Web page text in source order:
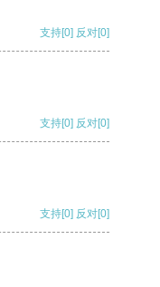
支持[0] 反对[0]
支持[0] 反对[0]
支持[0] 反对[0]